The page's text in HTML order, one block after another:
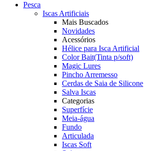
Pesca
Iscas Artificiais
Mais Buscados
Novidades
Acessórios
Hélice para Isca Artificial
Color Bait(Tinta p/soft)
Magic Lures
Pincho Arremesso
Cerdas de Saia de Silicone
Salva Iscas
Categorias
Superfície
Meia-água
Fundo
Articulada
Iscas Soft